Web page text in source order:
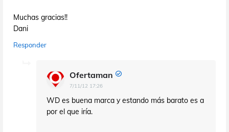
Muchas gracias!!
Dani
Responder
Ofertaman
7/11/12 17:26
WD es buena marca y estando más barato es a
por el que iría.